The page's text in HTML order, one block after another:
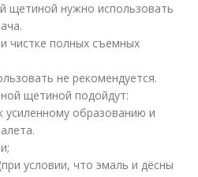
щетиной нужно использовать
чистке полных съемных
не рекомендуется.
щетиной подойдут:
образованию и
условии, что эмаль и дёсны